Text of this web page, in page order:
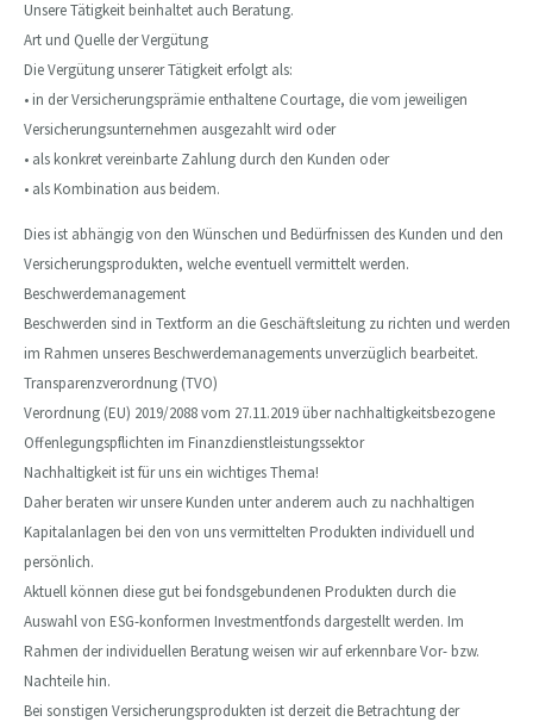
Unsere Tätigkeit beinhaltet auch Beratung.
Art und Quelle der Vergütung
Die Vergütung unserer Tätigkeit erfolgt als:
• in der Versicherungsprämie enthaltene Courtage, die vom jeweiligen
Versicherungsunternehmen ausgezahlt wird oder
• als konkret vereinbarte Zahlung durch den Kunden oder
• als Kombination aus beidem.
Dies ist abhängig von den Wünschen und Bedürfnissen des Kunden und den
Versicherungsprodukten, welche eventuell vermittelt werden.
Beschwerdemanagement
Beschwerden sind in Textform an die Geschäftsleitung zu richten und werden
im Rahmen unseres Beschwerdemanagements unverzüglich bearbeitet.
Transparenzverordnung (TVO)
Verordnung (EU) 2019/2088 vom 27.11.2019 über nachhaltigkeitsbezogene
Offenlegungspflichten im Finanzdienstleistungssektor
Nachhaltigkeit ist für uns ein wichtiges Thema!
Daher beraten wir unsere Kunden unter anderem auch zu nachhaltigen
Kapitalanlagen bei den von uns vermittelten Produkten individuell und
persönlich.
Aktuell können diese gut bei fondsgebundenen Produkten durch die
Auswahl von ESG-konformen Investmentfonds dargestellt werden. Im
Rahmen der individuellen Beratung weisen wir auf erkennbare Vor- bzw.
Nachteile hin.
Bei sonstigen Versicherungsprodukten ist derzeit die Betrachtung der